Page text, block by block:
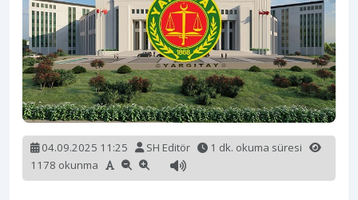
04.09.2025 11:25 SH Editör
1 dk. okuma süresi
1178 okunma